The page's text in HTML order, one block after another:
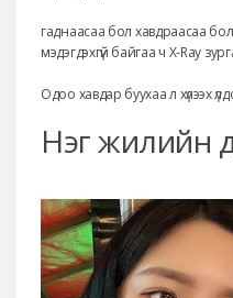
гаднаасаа бол хавдраасаа
мэдэгдэхгүй байгаа ч X-Ray
Одоо хавдар буухаа л хүлээх
Нэг жилийн